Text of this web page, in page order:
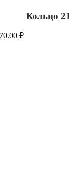
Кольцо
70.00₽